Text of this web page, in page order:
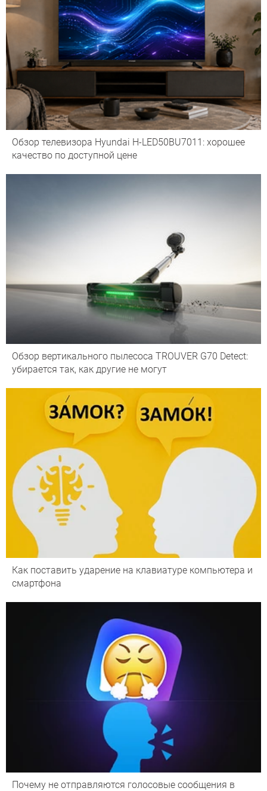
Обзор телевизора Hyundai H-LED50BU7011: хорошее
качество по доступной цене
Обзор вертикального пылесоса TROUVER G70 Detect:
убирается так, как другие не могут
Как поставить ударение на клавиатуре компьютера и
смартфона
Почему не отправляются голосовые сообщения в